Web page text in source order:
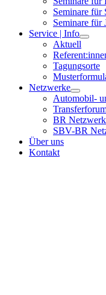
Seminare für
Seminare für
Service | Info
Aktuell
Tagungsorte
Netzwerke
Automobil-
BR
SBV-BR
Über uns
Kontakt